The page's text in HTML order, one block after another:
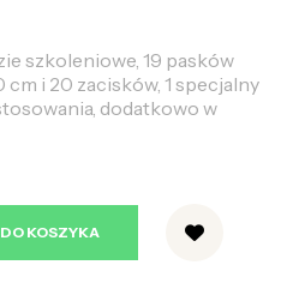
szkoleniowe, 19 pasków
cm i 20 zacisków, 1 specjalny
dodatkowo w
KOSZYKA